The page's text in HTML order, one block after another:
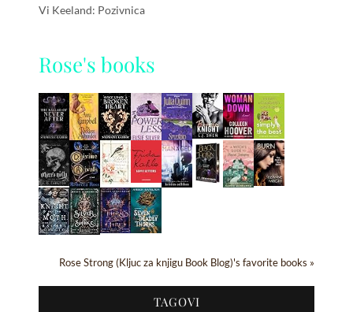
Vi Keeland: Pozivnica
Rose's books
Rose Strong (Kljuc za knjigu Book Blog)'s favorite books »
TAGOVI